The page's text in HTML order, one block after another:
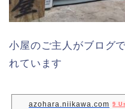
小屋のご主人がブログ
れています
azohara.niikawa.com 9